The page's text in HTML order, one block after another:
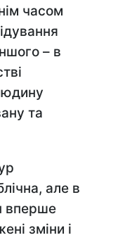
часом
– в
та
але в
вперше
зміни і